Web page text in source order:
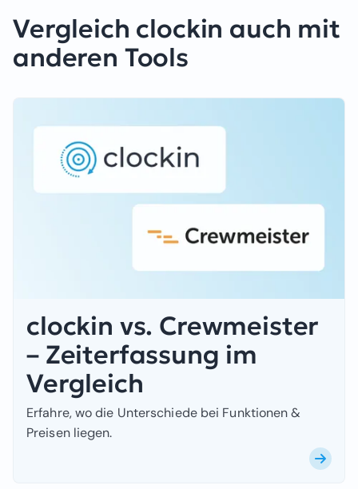
Vergleich clockin auch mit
anderen Tools
clockin vs. Crewmeister
– Zeiterfassung im
Vergleich
Erfahre, wo die Unterschiede bei Funktionen &
Preisen liegen.